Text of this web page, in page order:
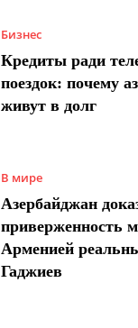
Бизнес
Кредиты ради
поездок: почему
живут в долг
В мире
Азербайджан
приверженность
Арменией
Гаджиев